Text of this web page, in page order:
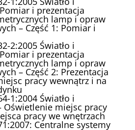
i prezentacja
lamp i opraw
– Część 1: Pomiar i
2:2005 Światło i
i prezentacja
lamp i opraw
– Część 2: Prezentacja
pracy wewnątrz i na
1:2004 Światło i
Oświetlenie miejsc pracy
pracy we wnętrzach
Centralne systemy